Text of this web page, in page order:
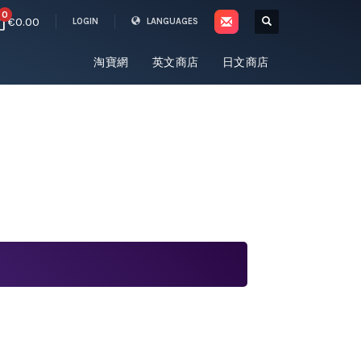
0€0.00 LOGIN LANGUAGES
淘寶網 英文商店 日文商店